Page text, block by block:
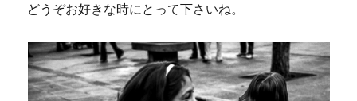
どうぞお好きな時にとって下さいね。